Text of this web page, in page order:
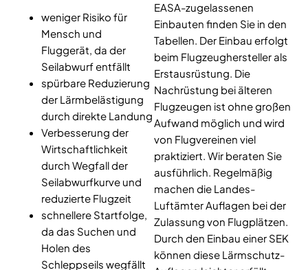
weniger Risiko für
Mensch und
Fluggerät, da der
Seilabwurf entfällt
spürbare Reduzierung
der Lärmbelästigung
durch direkte Landung
Verbesserung der
Wirtschaftlichkeit
durch Wegfall der
Seilabwurfkurve und
reduzierte Flugzeit
schnellere Startfolge,
da das Suchen und
Holen des
Schleppseils wegfällt
EASA-zugelassenen
Einbauten finden Sie in den
Tabellen. Der Einbau erfolgt
beim Flugzeughersteller als
Erstausrüstung. Die
Nachrüstung bei älteren
Flugzeugen ist ohne großen
Aufwand möglich und wird
von Flugvereinen viel
praktiziert. Wir beraten Sie
ausführlich. Regelmäßig
machen die Landes-
Luftämter Auflagen bei der
Zulassung von Flugplätzen.
Durch den Einbau einer SEK
können diese Lärmschutz-